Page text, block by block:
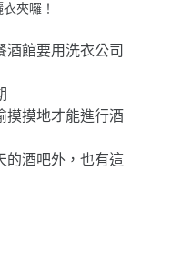
夾囉！
酒館要用洗衣公司
摸摸地才能進行酒
的酒吧外，也有這